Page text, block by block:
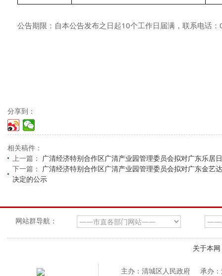
公告期限：自本公告发布之日起10个工作日届满，联系电话
分享到：
相关稿件：
上一篇： 广清经济特别合作区广清产业园管理委员会拟对广东乐居
下一篇： 广清经济特别合作区广清产业园管理委员会拟对广东金艺
决定的公示
网站群导航：
关于本网
主办：清城区人民政府
承办